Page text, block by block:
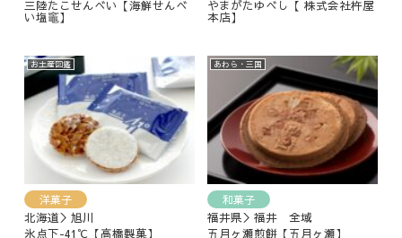
三陸たこせんべい【海鮮せんべ
い塩竈】
やまがたゆべし【 株式会社杵屋
本店】
お土産図鑑
洋菓子
北海道＞旭川
氷点下-41℃【高橋製菓】
あわら・三国
和菓子
福井県＞福井 全域
五月ヶ瀬煎餅【五月ヶ瀬】